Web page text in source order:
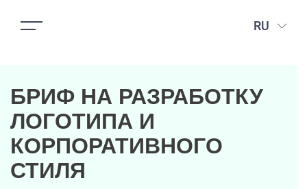
RU
БРИФ НА РАЗРАБОТКУ
ЛОГОТИПА И
КОРПОРАТИВНОГО
СТИЛЯ